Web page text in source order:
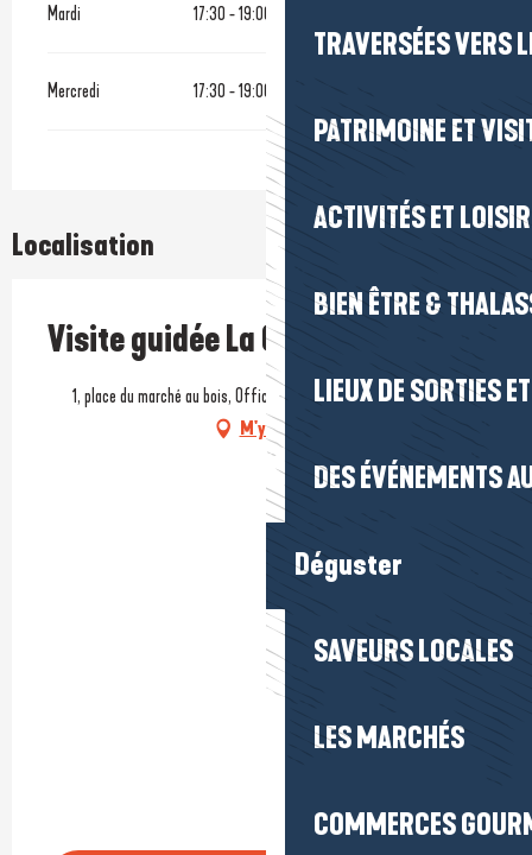
TRAVERSÉES VERS
PATRIMOINE ET
ACTIVITÉS ET
BIEN ÊTRE &
LIEUX DE SORTIES
DES ÉVÉNEMENTS
Déguster
SAVEURS LOCALES
LES MARCHÉS
COMMERCES
Mardi 17:30 - 19:00
Mercredi 17:30 - 19:00
Localisation
Visite guidée La Cité en lumière
1, place du marché au bois, Office de tourisme, 44350 Guérande
M'y rendre